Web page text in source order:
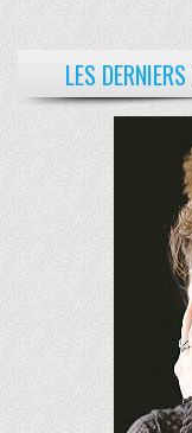
LES DERNIERS